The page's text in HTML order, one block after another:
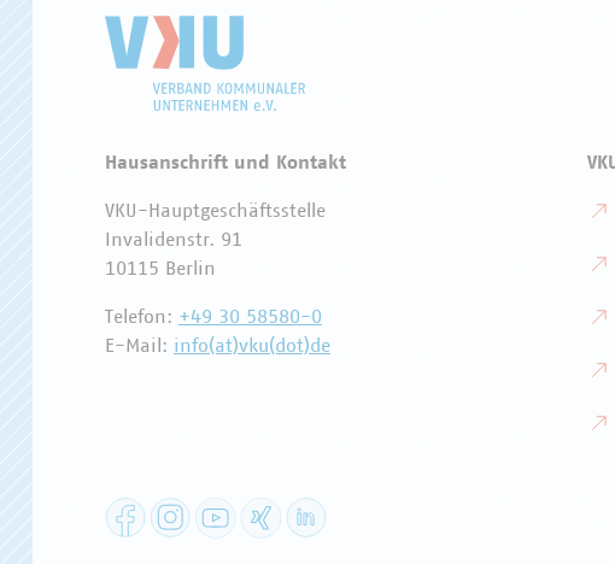
Hausanschrift und Kontakt
VKU-Hauptgeschäftsstelle
Invalidenstr. 91
10115 Berlin
Telefon: +49 30 58580-0
E-Mail: info(at)vku(dot)de
FacebookInstagramYouTube XING